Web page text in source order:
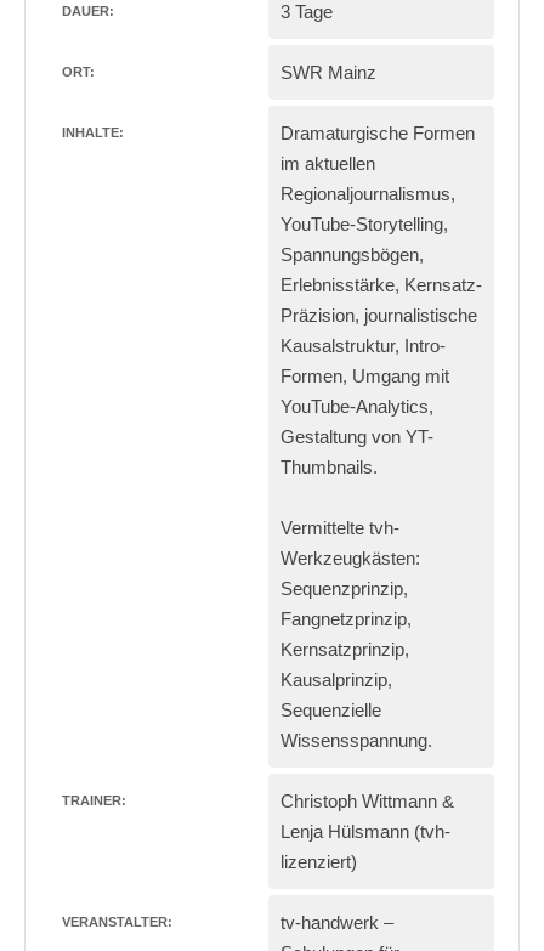
DAUER: 3 Tage
ORT: SWR Mainz
INHALTE:
Dramaturgische Formen
im aktuellen
Regionaljournalismus,
YouTube-Storytelling,
Spannungsbögen,
Erlebnisstärke, Kernsatz-
Präzision, journalistische
Kausalstruktur, Intro-
Formen, Umgang mit
YouTube-Analytics,
Gestaltung von YT-
Thumbnails.
Vermittelte tvh-
Werkzeugkästen:
Sequenzprinzip,
Fangnetzprinzip,
Kernsatzprinzip,
Kausalprinzip,
Sequenzielle
Wissensspannung.
TRAINER:
Christoph Wittmann &
Lenja Hülsmann (tvh-
lizenziert)
VERANSTALTER:
tv-handwerk –